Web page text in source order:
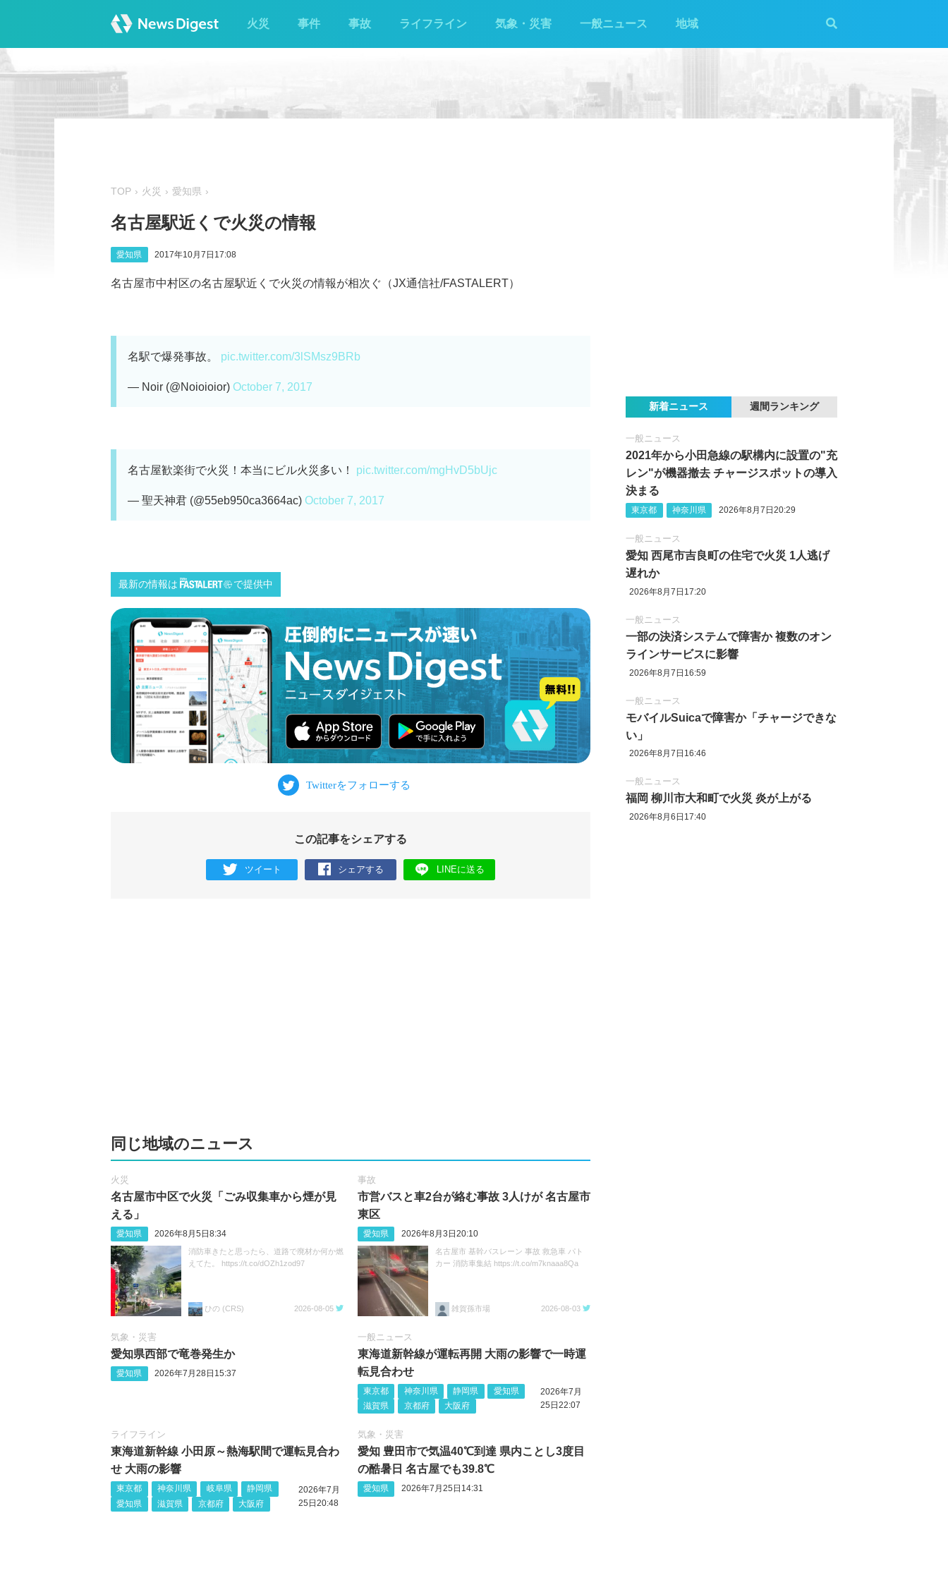
火災 事件 事故 ライフライン 気象・災害 一般ニュース 地域
TOP 火災 愛知県
名古屋駅近くで火災の情報
愛知県 2017年10月7日17:08
名古屋市中村区の名古屋駅近くで火災の情報が相次ぐ（JX通信社/FASTALERT）
名駅で爆発事故。 pic.twitter.com/3lSMsz9BRb
— Noir (@Noioioior) October 7, 2017
名古屋歓楽街で火災！本当にビル火災多い！ pic.twitter.com/mgHvD5bUjc
— 聖天神君 (@55eb950ca3664ac) October 7, 2017
最新の情報は で提供中
この記事をシェアする
ツイート シェアする LINEに送る
同じ地域のニュース
火災
名古屋市中区で火災「ごみ収集車から煙が見
える」
愛知県 2026年8月5日8:34
消防車きたと思ったら、道路で廃材か何か燃
えてた。 https://t.co/dOZh1zod97
ひの (CRS) 2026-08-05
事故
市営バスと車2台が絡む事故 3人けが 名古屋市
東区
愛知県 2026年8月3日20:10
名古屋市 基幹バスレーン 事故 救急車 パト
カー 消防車集結 https://t.co/m7knaaa8Qa
雑賀孫市場 2026-08-03
気象・災害
愛知県西部で竜巻発生か
愛知県 2026年7月28日15:37
一般ニュース
東海道新幹線が運転再開 大雨の影響で一時運
転見合わせ
東京都 神奈川県 静岡県
愛知県
滋賀県
京都府 大阪府
2026年7月
25日22:07
ライフライン
東海道新幹線 小田原～熱海駅間で運転見合わ
せ 大雨の影響
東京都 神奈川県 岐阜県
静岡県
愛知県
滋賀県 京都府 大阪府
2026年7月
25日20:48
気象・災害
愛知 豊田市で気温40℃到達 県内ことし3度目
の酷暑日 名古屋でも39.8℃
愛知県 2026年7月25日14:31
新着ニュース 週間ランキング
一般ニュース
2021年から小田急線の駅構内に設置の"充
レン"が機器撤去 チャージスポットの導入
決まる
東京都 神奈川県 2026年8月7日20:29
一般ニュース
愛知 西尾市吉良町の住宅で火災 1人逃げ
遅れか
2026年8月7日17:20
一般ニュース
一部の決済システムで障害か 複数のオン
ラインサービスに影響
2026年8月7日16:59
一般ニュース
モバイルSuicaで障害か「チャージできな
い」
2026年8月7日16:46
一般ニュース
福岡 柳川市大和町で火災 炎が上がる
2026年8月6日17:40